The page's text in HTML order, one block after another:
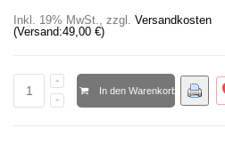
Inkl. 19% MwSt., zzgl. Versandkosten
(Versand:49,00 €)
In den Warenkorb